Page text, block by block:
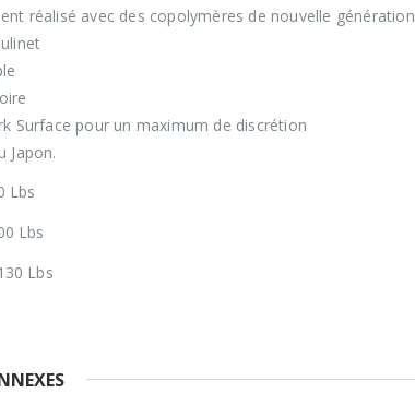
réalisé avec des copolymères de nouvelle génération
Surface pour un maximum de discrétion
Japon.
Lbs
Lbs
Lbs